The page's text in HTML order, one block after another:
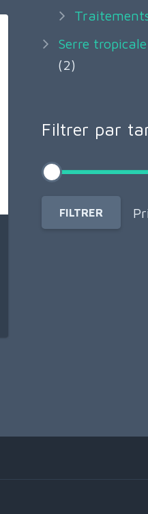
Serre
(2)
Filtrer par
FILTRER